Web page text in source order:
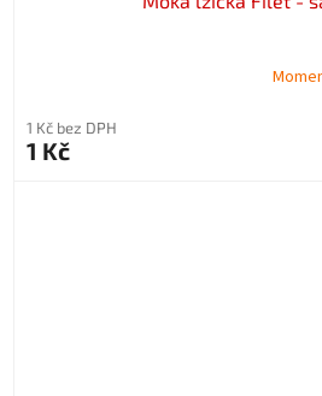
1 Kč bez DPH
1 Kč